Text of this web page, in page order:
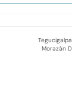
Morazán